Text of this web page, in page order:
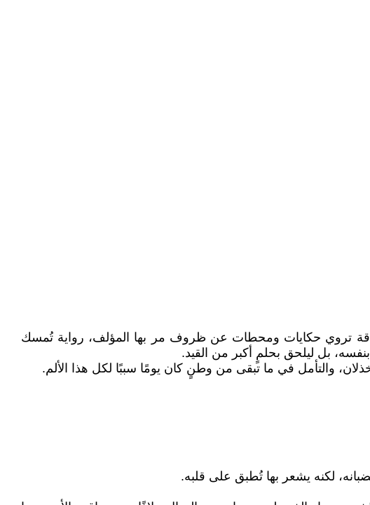
تروي حكايات ومحطات عن ظروف مر بها المؤلف، رواية تُمسك
بل ليلحق بحلمٍ أكبر من القيد.
والتأمل في ما تبقى من وطنٍ كان يومًا سببًا لكل هذا الألم.
لكنه يشعر بها تُطبق على قلبه.